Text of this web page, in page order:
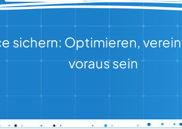
sichern: Optimieren,
voraus sein